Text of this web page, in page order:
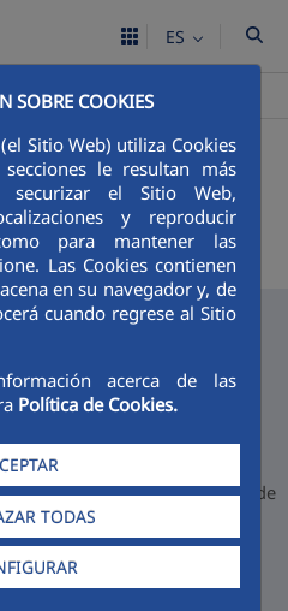
SOBRE COOKIES
Sitio Web) utiliza Cookies
le resultan más
securizar el Sitio Web,
y reproducir
para mantener las
Las Cookies contienen
en su navegador y, de
cuando regrese al Sitio
acerca de las
Política de Cookies.
TODAS
ES
> Noticias
+ Buscador
noticias
depuradora de
cartera de 1.000
del proyecto de la Planta de
(PTAR) de Cajamarca,
bajo la modalidad de
consolidando así su
con el desarrollo